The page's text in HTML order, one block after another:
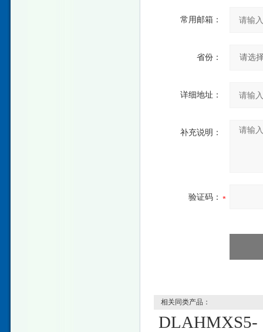
常用邮箱：
省份：
详细地址：
补充说明：
验证码：
相关同类产品：
DLAHMXS5-